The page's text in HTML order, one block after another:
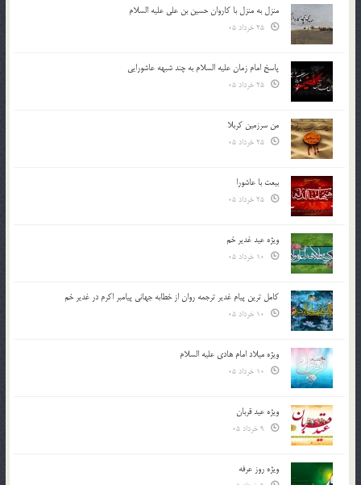
منزل به منزل با کاروان حسین بن علی علیه السلام
پاسخ امام زمان علیه السلام به چند شبهه عاشورایی
من سرزمین کربلا
بیعت با عاشورا
ویژه عید غدیر خم
کامل ترین پیام غدیر ترجمه روان از خطابه جهانی پیامبر اکرم در غدیر خم
ویژه میلاد امام هادی علیه السلام
ویژه عید قربان
ویژه روز عرفه